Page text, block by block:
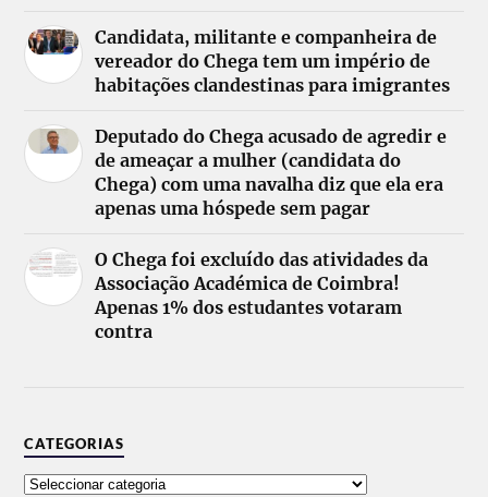
Candidata, militante e companheira de
vereador do Chega tem um império de
habitações clandestinas para imigrantes
Deputado do Chega acusado de agredir e
de ameaçar a mulher (candidata do
Chega) com uma navalha diz que ela era
apenas uma hóspede sem pagar
O Chega foi excluído das atividades da
Associação Académica de Coimbra!
Apenas 1% dos estudantes votaram
contra
CATEGORIAS